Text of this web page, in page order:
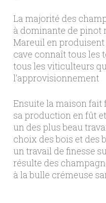
La majorité des
à dominante de pinot
Mareuil en
cave connaît tous les
tous les viticulteurs
l’approvisionnement
Ensuite la maison fait
sa production en fût
un des plus beau
choix des bois et des
un travail de finesse
résulte des
à la bulle crémeuse